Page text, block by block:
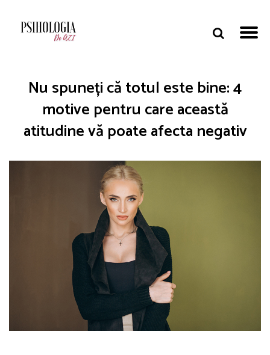
Nu spuneți că totul este bine: 4
motive pentru care această
atitudine vă poate afecta negativ